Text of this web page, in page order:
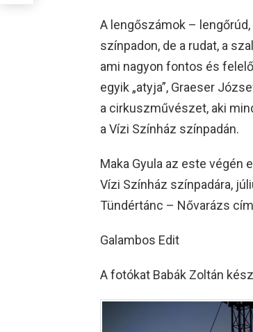
A lengőszámok –
színpadon, de a rudat, a
ami nagyon fontos és
egyik „atyja”, Graeser
a cirkuszművészet, aki
a Vízi Színház színpadán.
Maka Gyula az este végén
Vízi Színház színpadára,
Tündértánc – Nővarázs
Galambos Edit
A fotókat Babák Zoltán